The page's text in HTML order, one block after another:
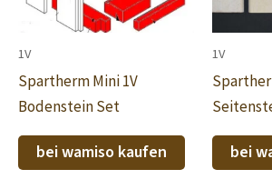
1V
Spartherm Mini 1V
Bodenstein Set
bei wamiso kaufen
1V
bei